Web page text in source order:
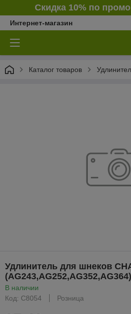
Скидка 10% по
Интернет-магазин
Каталог товаров
Удлинитель для шнеков
(AG243,AG252,AG352,AG364)
В наличии
Код: C8054
Розница